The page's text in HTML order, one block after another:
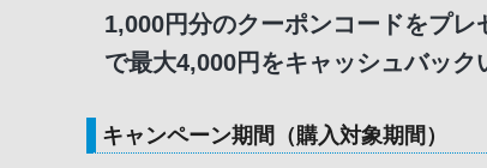
1,000円分のクーポンコードをプ
で最大4,000円をキャッシュバック
キャンペーン期間（購入対象期間）